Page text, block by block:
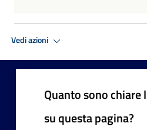
Vedi azioni
Quanto sono
su questa pagina?